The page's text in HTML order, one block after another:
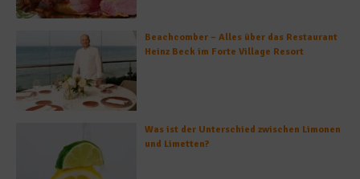
Beachcomber – Alles über das Restaurant
Heinz Beck im Forte Village Resort
Was ist der Unterschied zwischen Limonen
und Limetten?